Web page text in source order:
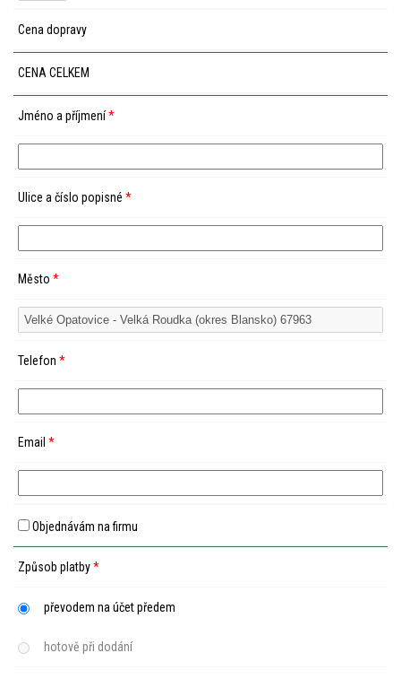
Cena dopravy
CENA CELKEM
Jméno a příjmení*
Ulice a číslo popisné *
Město *
Telefon *
Email *
Objednávám na firmu
Způsob platby*
převodem na účet předem
hotově při dodání